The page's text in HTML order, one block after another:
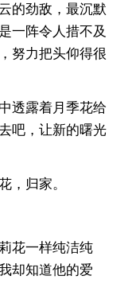
的劲敌，最沉默
一阵令人措不及
努力把头仰得很
透露着月季花给
吧，让新的曙光
归家。
花一样纯洁纯
却知道他的爱